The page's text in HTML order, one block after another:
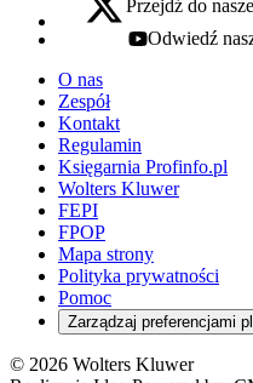
x - otwiera się w nowej karcie
Przejdź do
youtube - otwiera
Odwiedź
O nas
Zespół
Kontakt
Regulamin
Księgarnia Profinfo.pl
Wolters Kluwer
FEPI
FPOP
Mapa strony
Polityka prywatności
Pomoc
Zarządzaj preferencjami
© 2026 Wolters Kluwer